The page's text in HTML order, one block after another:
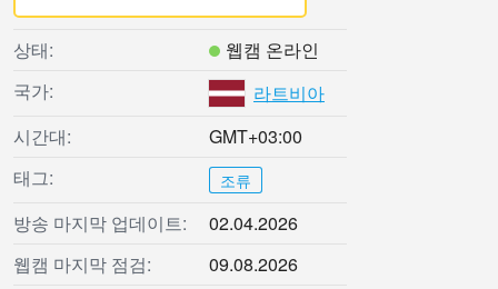
상태:
웹캠 온라인
국가:
라트비아
시간대:
GMT+03:00
태그:
조류
방송 마지막 업데이트:
02.04.2026
웹캠 마지막 점검:
09.08.2026